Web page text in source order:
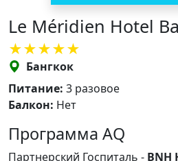
Le Méridien Hotel
Бангкок
Питание: 3 разовое
Балкон: Нет
Программа AQ
Партнерский Госпиталь - BNH